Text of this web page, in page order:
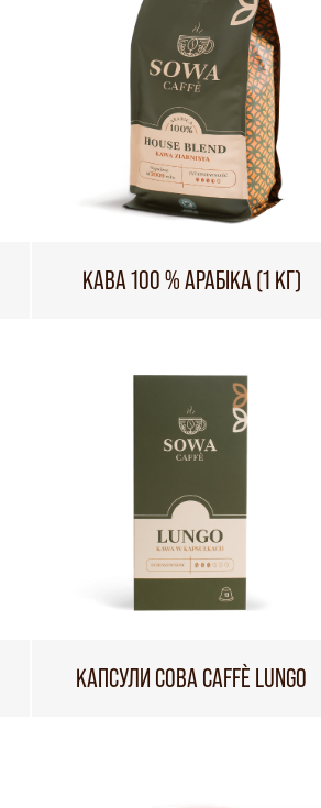
КАВА 100 % АРАБІКА (1 КГ)
КАПСУЛИ СОВА CAFFÈ LUNGO